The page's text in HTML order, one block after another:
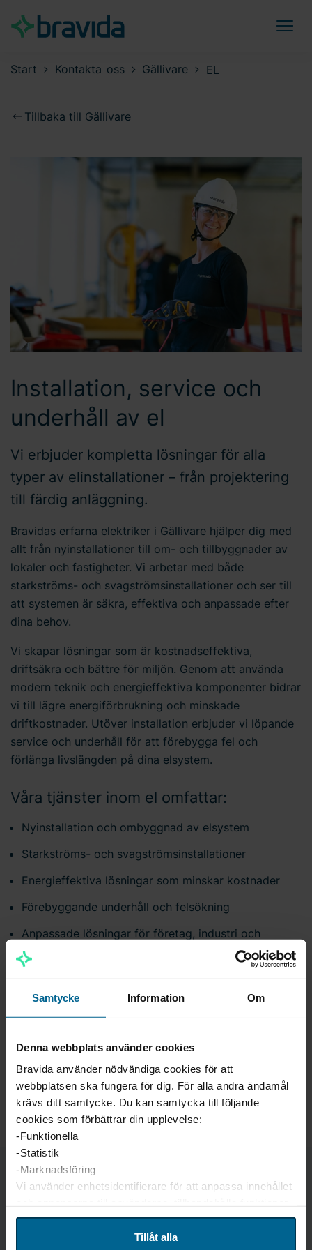
Samtycke Information Om
Denna webbplats använder cookies
Bravida använder nödvändiga cookies för att
webbplatsen ska fungera för dig. För alla andra ändamål
krävs ditt samtycke. Du kan samtycka till följande
cookies som förbättrar din upplevelse:
-Funktionella
-Statistik
-Marknadsföring
Vi använder enhetsidentifierare för att anpassa innehållet
för sociala medier och analysera vår trafik. Vi
vidarebefordrar även sådana identifierare och annan
Tillåt alla
Start Kontakta oss Gällivare EL
Tillbaka till Gällivare
Installation, service och
underhåll av el
Vi erbjuder kompletta lösningar för alla
typer av elinstallationer – från projektering
till färdig anläggning.
Bravidas erfarna elektriker i Gällivare hjälper dig med
allt från nyinstallationer till om- och tillbyggnader av
lokaler och fastigheter. Vi arbetar med både
starkströms- och svagströmsinstallationer och ser till
att systemen är säkra, effektiva och anpassade efter
dina behov.
Vi skapar lösningar som är kostnadseffektiva,
driftsäkra och bättre för miljön. Genom att använda
modern teknik och energieffektiva komponenter bidrar
vi till lägre energiförbrukning och minskade
driftkostnader. Utöver installation erbjuder vi löpande
service och underhåll för att förebygga fel och
förlänga livslängden på dina elsystem.
Våra tjänster inom el omfattar:
Nyinstallation och ombyggnad av elsystem
Starkströms- och svagströmsinstallationer
Energieffektiva lösningar som minskar kostnader
Förebyggande underhåll och felsökning
Anpassade lösningar för företag, industri och
fastigheter
Behöver du en pålitlig partner för
elinstallation och service?
Hör av dig till oss så hittar vi den bästa lösningen för
din fastighet!
Kontakt